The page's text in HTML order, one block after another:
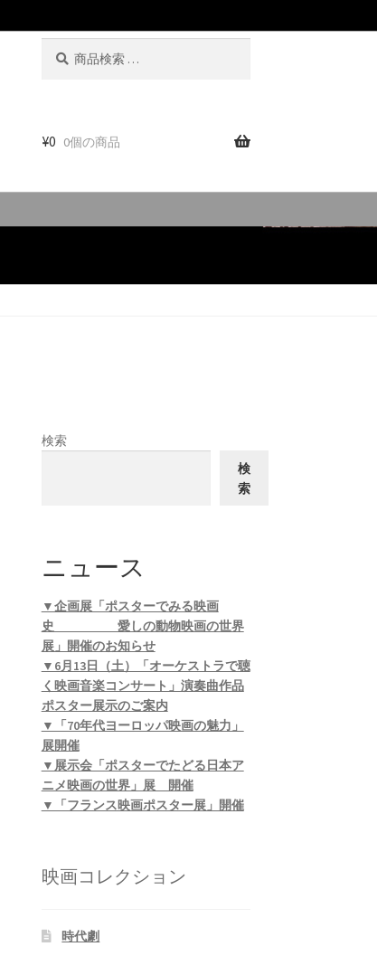
¥0 0個の商品
検索
検
索
ニュース
▼企画展「ポスターでみる映画
史 愛しの動物映画の世界
展」開催のお知らせ
▼6月13日（土）「オーケストラで聴
く映画音楽コンサート」演奏曲作品
ポスター展示のご案内
▼「70年代ヨーロッパ映画の魅力」
展開催
▼展示会「ポスターでたどる日本ア
ニメ映画の世界」展 開催
▼「フランス映画ポスター展」開催
映画コレクション
時代劇